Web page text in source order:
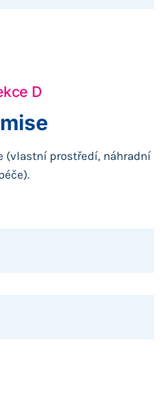
D
(vlastní prostředí, náhradní